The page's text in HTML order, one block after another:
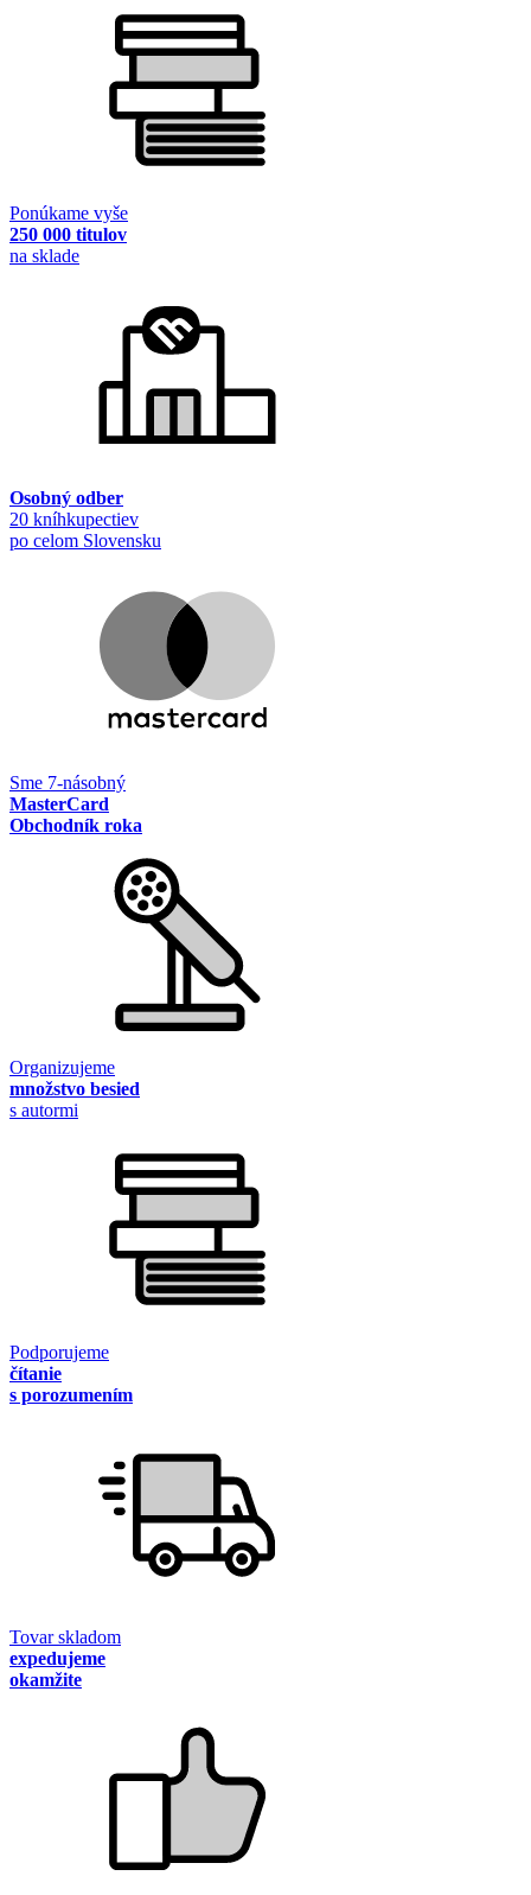
Ponúkame vyše
250 000 titulov
na sklade
Osobný odber
20 kníhkupectiev
po celom Slovensku
Sme 7-násobný
MasterCard
Obchodník roka
Organizujeme
množstvo besied
s autormi
Podporujeme
čítanie
s porozumením
Tovar skladom
expedujeme
okamžite